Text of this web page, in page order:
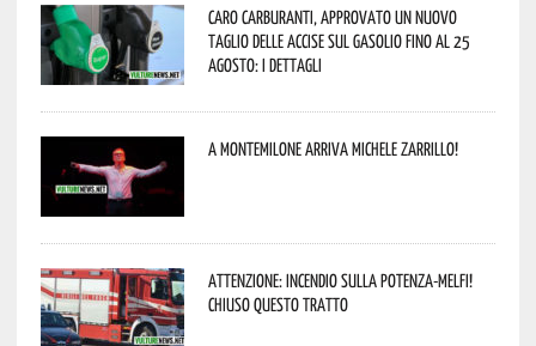
Caro carburanti, approvato un nuovo
taglio delle accise sul gasolio fino al 25
agosto: i dettagli
A Montemilone arriva Michele Zarrillo!
Attenzione: incendio sulla Potenza-Melfi!
Chiuso questo tratto